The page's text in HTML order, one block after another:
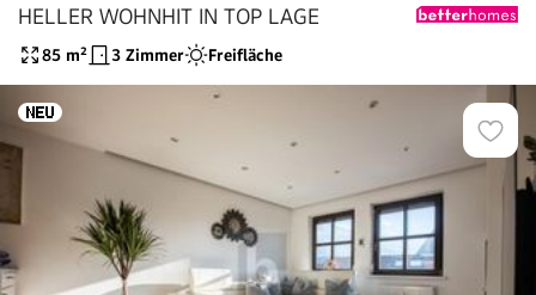
HELLER WOHNHIT IN TOP LAGE
85 m² 3 Zimmer Freifläche